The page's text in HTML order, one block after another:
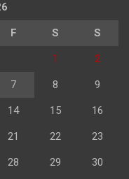
F S S
1 2
7 8 9
14 15 16
21 22 23
28 29 30